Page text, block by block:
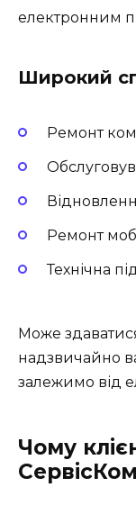
електронним
Широкий
Ремонт
Ремонт
Технічна
Може
надзвичайно
залежимо від
Чому